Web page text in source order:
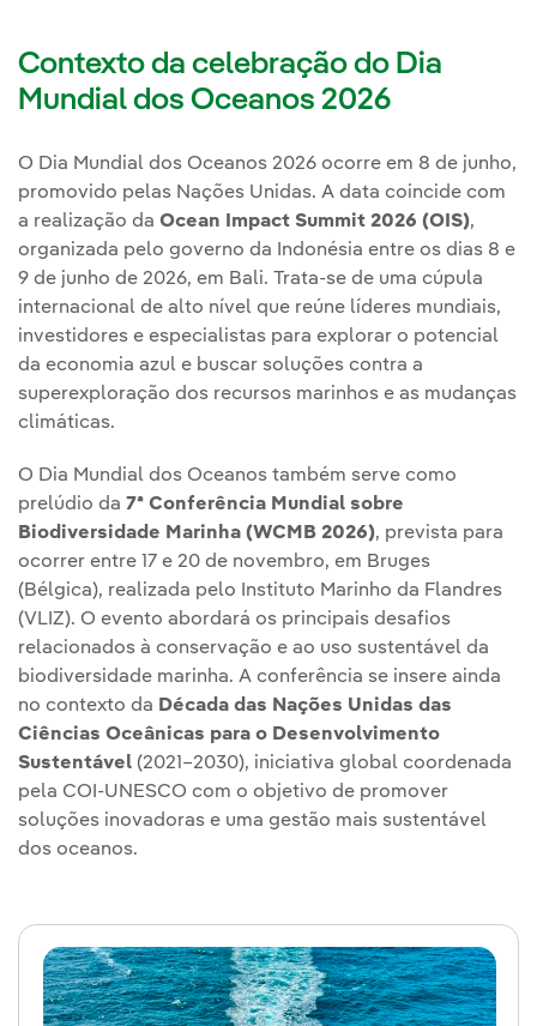
Contexto da celebração do Dia
Mundial dos Oceanos 2026
O Dia Mundial dos Oceanos 2026 ocorre em 8 de junho,
promovido pelas Nações Unidas. A data coincide com
a realização da Ocean Impact Summit 2026 (OIS),
organizada pelo governo da Indonésia entre os dias 8 e
9 de junho de 2026, em Bali. Trata-se de uma cúpula
internacional de alto nível que reúne líderes mundiais,
investidores e especialistas para explorar o potencial
da economia azul e buscar soluções contra a
superexploração dos recursos marinhos e as mudanças
climáticas.
O Dia Mundial dos Oceanos também serve como
prelúdio da 7ª Conferência Mundial sobre
Biodiversidade Marinha (WCMB 2026), prevista para
ocorrer entre 17 e 20 de novembro, em Bruges
(Bélgica), realizada pelo Instituto Marinho da Flandres
(VLIZ). O evento abordará os principais desafios
relacionados à conservação e ao uso sustentável da
biodiversidade marinha. A conferência se insere ainda
no contexto da Década das Nações Unidas das
Ciências Oceânicas para o Desenvolvimento
Sustentável (2021–2030), iniciativa global coordenada
pela COI-UNESCO com o objetivo de promover
soluções inovadoras e uma gestão mais sustentável
dos oceanos.